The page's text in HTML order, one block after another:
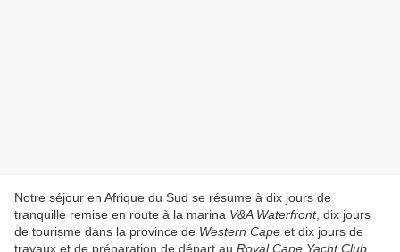
Notre séjour en Afrique du Sud se résume à dix jours de
tranquille remise en route à la marina V&A Waterfront, dix jours
de tourisme dans la province de Western Cape et dix jours de
travaux et de préparation de départ au Royal Cape Yacht Club